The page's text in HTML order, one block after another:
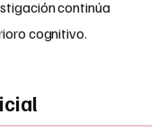
continúa
cognitivo.